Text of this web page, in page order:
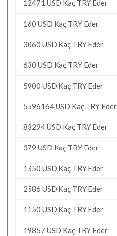
12471 USD Kaç TRY Eder
160 USD Kaç TRY Eder
3060 USD Kaç TRY Eder
630 USD Kaç TRY Eder
5900 USD Kaç TRY Eder
5596164 USD Kaç TRY Eder
83294 USD Kaç TRY Eder
379 USD Kaç TRY Eder
1350 USD Kaç TRY Eder
2586 USD Kaç TRY Eder
1150 USD Kaç TRY Eder
19857 USD Kaç TRY Eder